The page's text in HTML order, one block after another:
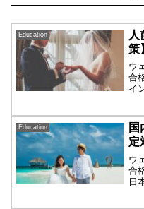
Education
人
策
ウ
合
イ
に
Education
国
定
ウ
合
日